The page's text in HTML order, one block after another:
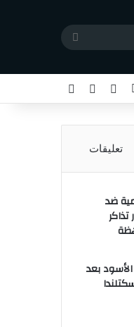
بحث
انستقرامتسجيل الدخول
مقال عشوائي
تعليقات
ضد
بعد